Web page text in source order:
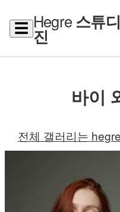
☰ Hegre스튜
진
바이
전체 갤러리는